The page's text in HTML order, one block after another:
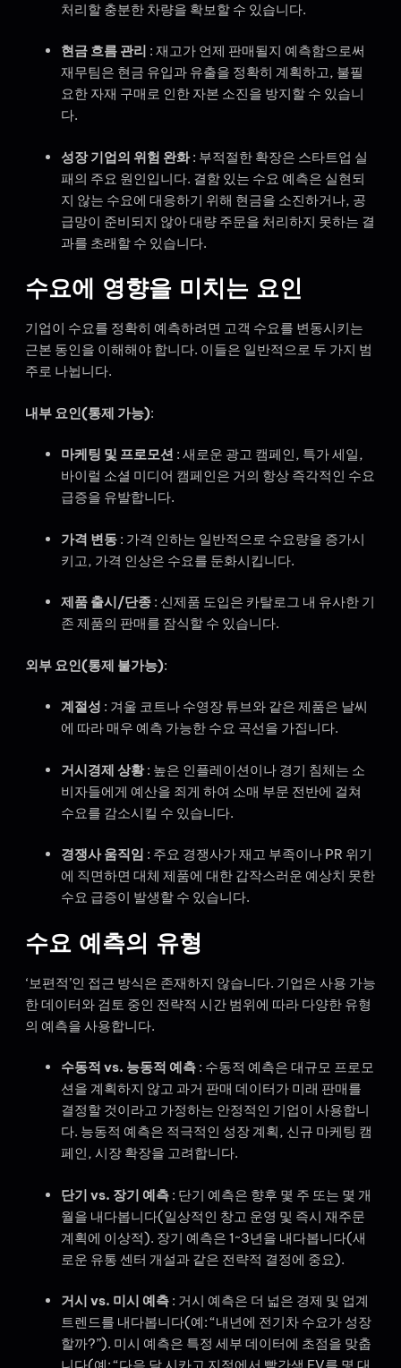
처리할 충분한 차량을 확보할 수 있습니다.
현금 흐름 관리 : 재고가 언제 판매될지 예측함으로써
재무팀은 현금 유입과 유출을 정확히 계획하고, 불필
요한 자재 구매로 인한 자본 소진을 방지할 수 있습니
다.
성장 기업의 위험 완화: 부적절한 확장은 스타트업 실
패의 주요 원인입니다. 결함 있는 수요 예측은 실현되
지 않는 수요에 대응하기 위해 현금을 소진하거나, 공
급망이 준비되지 않아 대량 주문을 처리하지 못하는 결
과를 초래할 수 있습니다.
수요에 영향을 미치는 요인
기업이 수요를 정확히 예측하려면 고객 수요를 변동시키는
근본 동인을 이해해야 합니다. 이들은 일반적으로 두 가지 범
주로 나뉩니다.
내부 요인(통제 가능):
마케팅 및 프로모션 : 새로운 광고 캠페인, 특가 세일,
바이럴 소셜 미디어 캠페인은 거의 항상 즉각적인 수요
급증을 유발합니다.
가격 변동 : 가격 인하는 일반적으로 수요량을 증가시
키고, 가격 인상은 수요를 둔화시킵니다.
제품 출시/단종 : 신제품 도입은 카탈로그 내 유사한 기
존 제품의 판매를 잠식할 수 있습니다.
외부 요인(통제 불가능):
계절성 : 겨울 코트나 수영장 튜브와 같은 제품은 날씨
에 따라 매우 예측 가능한 수요 곡선을 가집니다.
거시경제 상황: 높은 인플레이션이나 경기 침체는 소
비자들에게 예산을 죄게 하여 소매 부문 전반에 걸쳐
수요를 감소시킬 수 있습니다.
경쟁사 움직임 : 주요 경쟁사가 재고 부족이나 PR 위기
에 직면하면 대체 제품에 대한 갑작스러운 예상치 못한
수요 급증이 발생할 수 있습니다.
수요 예측의 유형
‘보편적’인 접근 방식은 존재하지 않습니다. 기업은 사용 가능
한 데이터와 검토 중인 전략적 시간 범위에 따라 다양한 유형
의 예측을 사용합니다.
수동적 vs. 능동적 예측 : 수동적 예측은 대규모 프로모
션을 계획하지 않고 과거 판매 데이터가 미래 판매를
결정할 것이라고 가정하는 안정적인 기업이 사용합니
다. 능동적 예측은 적극적인 성장 계획, 신규 마케팅 캠
페인, 시장 확장을 고려합니다.
단기 vs. 장기 예측 : 단기 예측은 향후 몇 주 또는 몇 개
월을 내다봅니다(일상적인 창고 운영 및 즉시 재주문
계획에 이상적). 장기 예측은 1~3년을 내다봅니다(새
로운 유통 센터 개설과 같은 전략적 결정에 중요).
거시 vs. 미시 예측 : 거시 예측은 더 넓은 경제 및 업계
트렌드를 내다봅니다(예: “내년에 전기차 수요가 성장
할까?”). 미시 예측은 특정 세부 데이터에 초점을 맞춥